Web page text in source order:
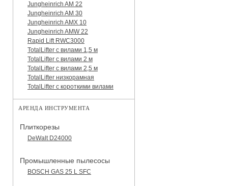
Jungheinrich AM 22
Jungheinrich AM 30
Jungheinrich AMX 10
Jungheinrich AMW 22
Rapid Lift RWC3000
TotalLifter с вилами 1,5 м
TotalLifter с вилами 2 м
TotalLifter с вилами 2,5 м
TotalLifter низкорамная
TotalLifter с короткими вилами
АРЕНДА ИНСТРУМЕНТА
Плиткорезы
DeWalt D24000
Промышленные пылесосы
BOSCH GAS 25 L SFC